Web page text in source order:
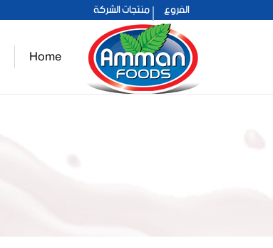
الفروع
عمان 2021
حلو عمان
منتجات الشركة
Home